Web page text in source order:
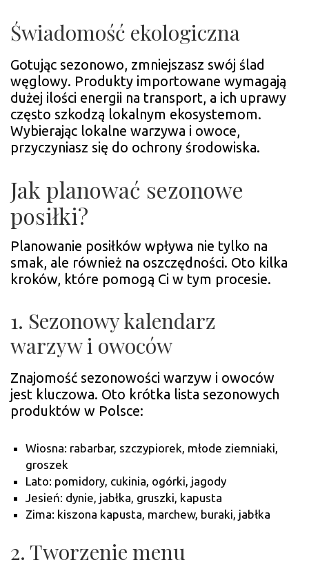
Świadomość ekologiczna
Gotując sezonowo, zmniejszasz swój ślad
węglowy. Produkty importowane wymagają
dużej ilości energii na transport, a ich uprawy
często szkodzą lokalnym ekosystemom.
Wybierając lokalne warzywa i owoce,
przyczyniasz się do ochrony środowiska.
Jak planować sezonowe
posiłki?
Planowanie posiłków wpływa nie tylko na
smak, ale również na oszczędności. Oto kilka
kroków, które pomogą Ci w tym procesie.
1. Sezonowy kalendarz
warzyw i owoców
Znajomość sezonowości warzyw i owoców
jest kluczowa. Oto krótka lista sezonowych
produktów w Polsce:
Wiosna: rabarbar, szczypiorek, młode ziemniaki,
groszek
Lato: pomidory, cukinia, ogórki, jagody
Jesień: dynie, jabłka, gruszki, kapusta
Zima: kiszona kapusta, marchew, buraki, jabłka
2. Tworzenie menu